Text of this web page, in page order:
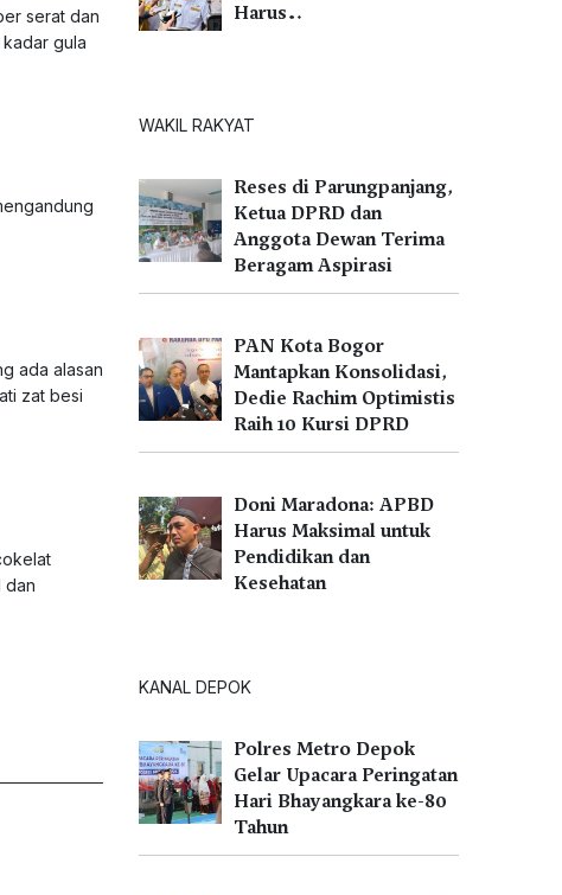
serat dan
gula
ada alasan
zat besi
dan
Harus…
WAKIL RAKYAT
Reses di Parungpanjang,
Ketua DPRD dan
Anggota Dewan Terima
Beragam Aspirasi
PAN Kota Bogor
Mantapkan Konsolidasi,
Dedie Rachim Optimistis
Raih 10 Kursi DPRD
Doni Maradona: APBD
Harus Maksimal untuk
Pendidikan dan
Kesehatan
KANAL DEPOK
Polres Metro Depok
Gelar Upacara Peringatan
Hari Bhayangkara ke-80
Tahun